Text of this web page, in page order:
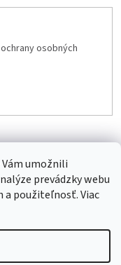
umožnili
prevádzky webu
a použiteľnosť. Viac
osobných